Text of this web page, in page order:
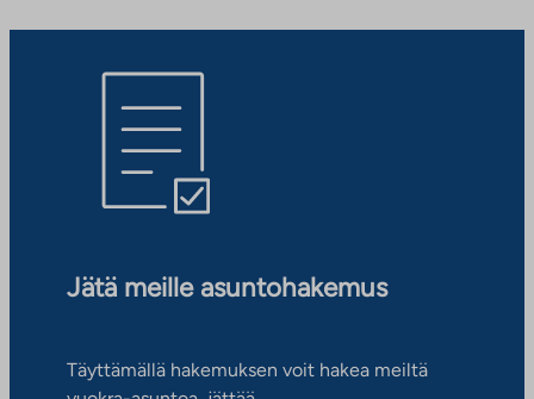
Jätä meille asuntohakemus
Täyttämällä hakemuksen voit hakea meiltä